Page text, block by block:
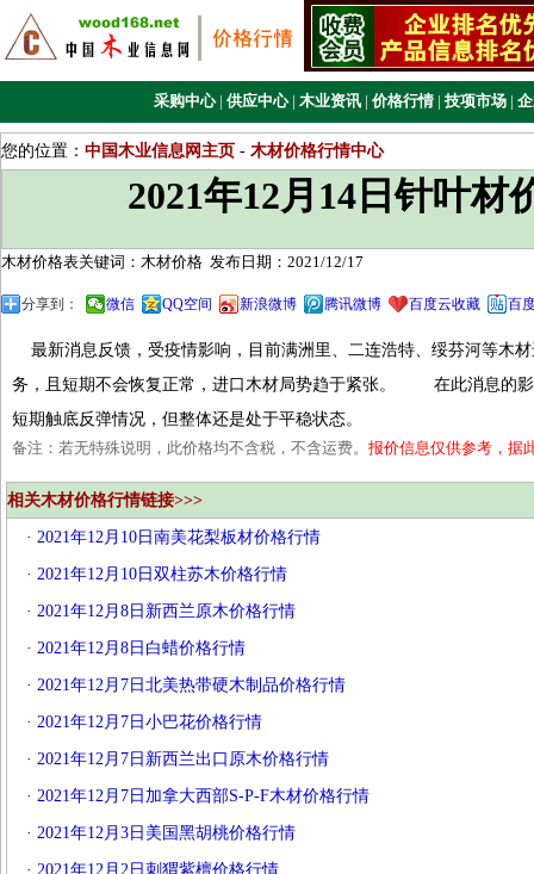
采购中心 | 供应中心 | 木业资讯 | 价格行情 | 技项市场 |
您的位置： 中国木业信息网主页 - 木材价格行情中心
2021年12月14日针叶材
木材价格表关键词：木材价格 发布日期：2021/12/17
分享到： 微信 QQ空间 新浪微博 腾讯微博 百度云收藏 百
最新消息反馈，受疫情影响，目前满洲里、二连浩特、绥芬河等木
务，且短期不会恢复正常，进口木材局势趋于紧张。 在此消息的影
短期触底反弹情况，但整体还是处于平稳状态。
备注：若无特殊说明，此价格均不含税，不含运费。 报价信息仅供参考，据
相关木材价格行情链接>>>
· 2021年12月10日南美花梨板材价格行情
· 2021年12月10日双柱苏木价格行情
· 2021年12月8日新西兰原木价格行情
· 2021年12月8日白蜡价格行情
· 2021年12月7日北美热带硬木制品价格行情
· 2021年12月7日小巴花价格行情
· 2021年12月7日新西兰出口原木价格行情
· 2021年12月7日加拿大西部S-P-F木材价格行情
· 2021年12月3日美国黑胡桃价格行情
· 2021年12月2日刺猬紫檀价格行情